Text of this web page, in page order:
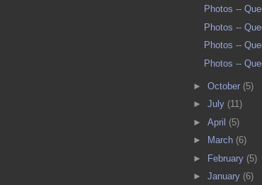
Photos --
Photos --
Photos --
Photos --
► October (5)
► July (11)
► April (5)
►
March (6)
►
February (5)
► January (6)